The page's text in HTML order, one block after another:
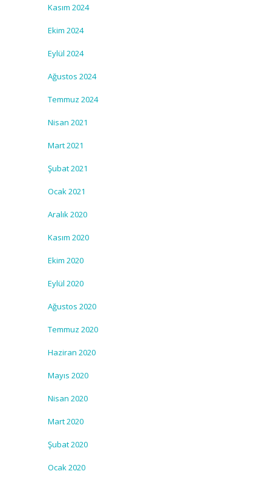
Kasım 2024
Ekim 2024
Eylül 2024
Ağustos 2024
Temmuz 2024
Nisan 2021
Mart 2021
Şubat 2021
Ocak 2021
Aralık 2020
Kasım 2020
Ekim 2020
Eylül 2020
Ağustos 2020
Temmuz 2020
Haziran 2020
Mayıs 2020
Nisan 2020
Mart 2020
Şubat 2020
Ocak 2020